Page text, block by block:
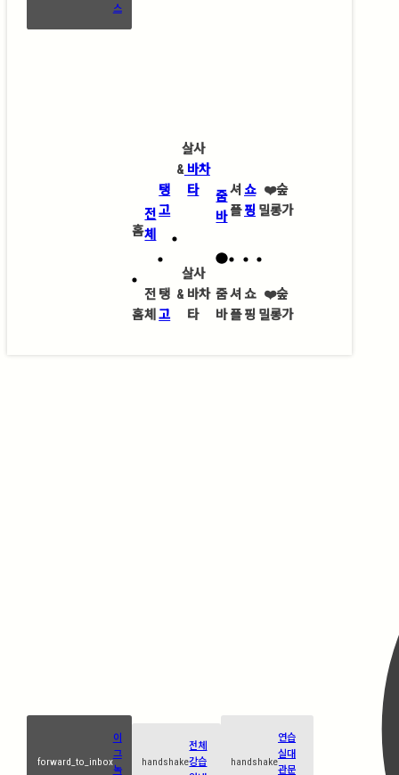
스
홈
홈
전
체
전
체
탱
고
탱
고
살사
&바차
타
살사
&바차
타
줌
바
줌
바
셔
플
셔
플
쇼
핑
쇼
핑
❤️숲
밀롱가
❤️숲
밀롱가
forward_to_inbox
이
그
녹
handshake
전체
강습
handshake
연습
실대
관문